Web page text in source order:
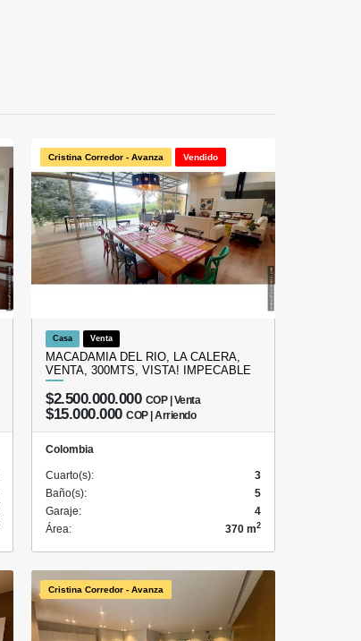
Cristina Corredor - Avanza Vendido
Casa Venta
MACADAMIA DEL RIO, LA CALERA,
VENTA, 300MTS, VISTA! IMPECABLE
$2.500.000.000 COP | Venta
$15.000.000 COP | Arriendo
Colombia
Cuarto(s):
3
Baño(s):
5
Garaje:
4
Área:
370 m2
Cristina Corredor - Avanza